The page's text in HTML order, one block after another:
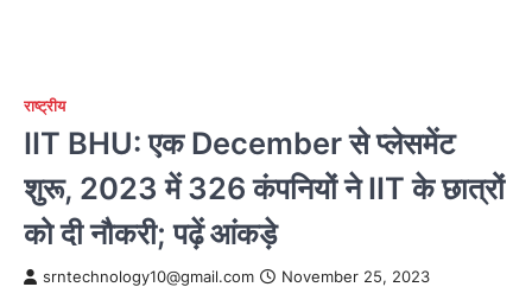
राष्ट्रीय
IIT BHU: एक December से प्लेसमेंट
शुरू, 2023 में 326 कंपनियों ने IIT के छात्रों
को दी नौकरी; पढ़ें आंकड़े
srntechnology10@gmail.com November 25, 2023